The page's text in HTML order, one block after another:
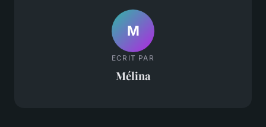
M
ECRIT PAR
Mélina